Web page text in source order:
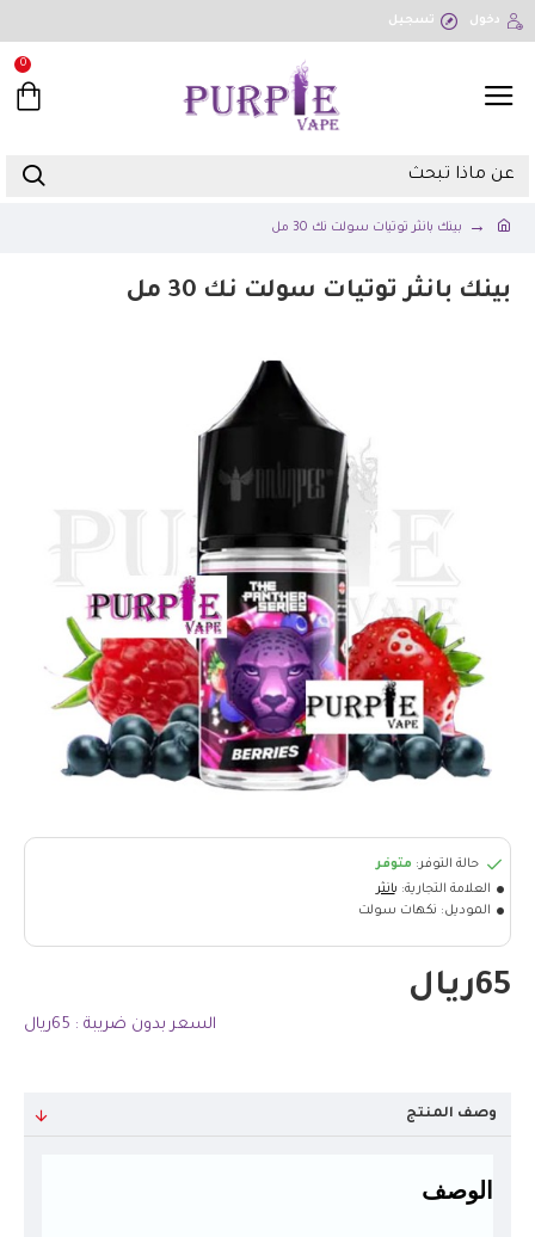
دخول تسجيل
0
بينك بانثر توتيات سولت نك 30 مل
بينك بانثر توتيات سولت نك 30 مل
65ريال
السعر بدون ضريبة : 65ريال
حالة التوفر: متوفر
العلامة التجارية: بانثر
الموديل: نكهات سولت
وصف المنتج
الوصف